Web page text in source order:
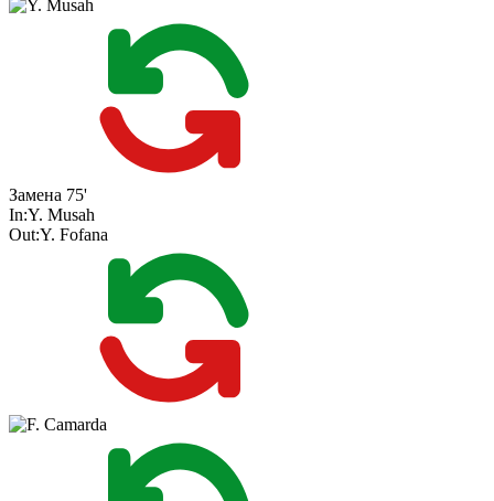
Замена 75'
In:Y. Musah
Out:Y. Fofana